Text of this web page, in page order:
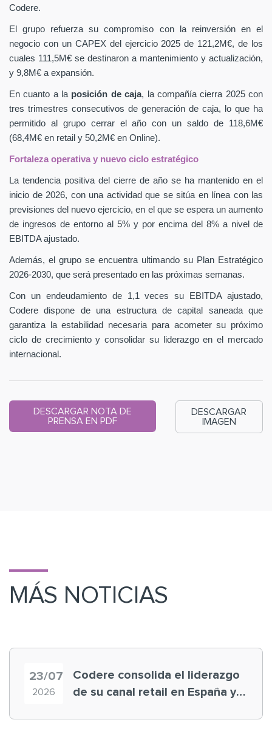
Codere.
El grupo refuerza su compromiso con la reinversión en el
negocio con un CAPEX del ejercicio 2025 de 121,2M€, de los
cuales 111,5M€ se destinaron a mantenimiento y actualización,
y 9,8M€ a expansión.
En cuanto a la posición de caja, la compañía cierra 2025 con
tres trimestres consecutivos de generación de caja, lo que ha
permitido al grupo cerrar el año con un saldo de 118,6M€
(68,4M€ en retail y 50,2M€ en Online).
Fortaleza operativa y nuevo ciclo estratégico
La tendencia positiva del cierre de año se ha mantenido en el
inicio de 2026, con una actividad que se sitúa en línea con las
previsiones del nuevo ejercicio, en el que se espera un aumento
de ingresos de entorno al 5% y por encima del 8% a nivel de
EBITDA ajustado.
Además, el grupo se encuentra ultimando su Plan Estratégico
2026-2030, que será presentado en las próximas semanas.
Con un endeudamiento de 1,1 veces su EBITDA ajustado,
Codere dispone de una estructura de capital saneada que
garantiza la estabilidad necesaria para acometer su próximo
ciclo de crecimiento y consolidar su liderazgo en el mercado
internacional.
DESCARGAR NOTA DE
PRENSA EN PDF
DESCARGAR
IMAGEN
MÁS NOTICIAS
23/07
2026
Codere consolida el liderazgo
de su canal retail en España y